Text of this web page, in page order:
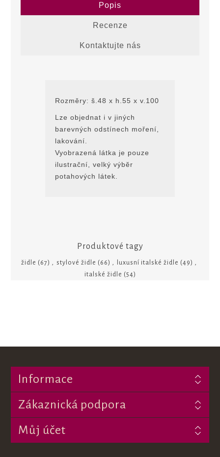
Popis
Recenze
Kontaktujte nás
Rozměry: š.48 x h.55 x v.100
Lze objednat i v jiných
barevných odstínech moření,
lakování.
Vyobrazená látka je pouze
ilustrační, velký výbĕr
potahových látek.
Produktové tagy
židle (67) stylové židle (66) luxusní italské židle (49)
italské židle (54)
Informace
Zákaznická podpora
Můj účet